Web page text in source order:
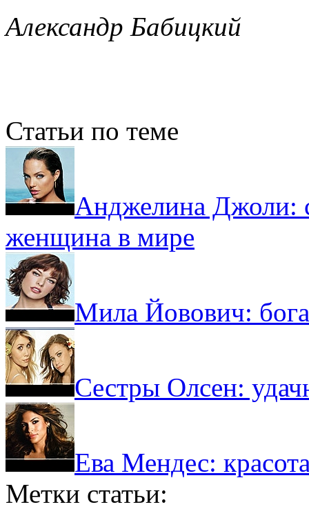
Александр Бабицкий
Статьи по теме
Анджелина Джоли:
женщина в мире
Мила Йовович:
Сестры Олсен:
Ева Мендес:
Метки статьи: